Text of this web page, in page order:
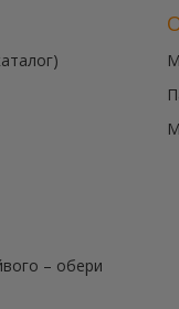
– обери